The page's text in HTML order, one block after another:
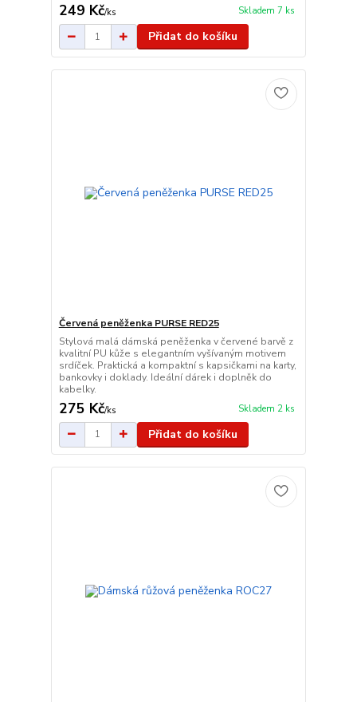
249 Kč/ks Skladem 7 ks
Přidat do košíku
Červená peněženka PURSE RED25
Stylová malá dámská peněženka v červené barvě z
kvalitní PU kůže s elegantním vyšívaným motivem
srdíček. Praktická a kompaktní s kapsičkami na karty,
bankovky i doklady. Ideální dárek i doplněk do
kabelky.
275 Kč/ks Skladem 2 ks
Přidat do košíku